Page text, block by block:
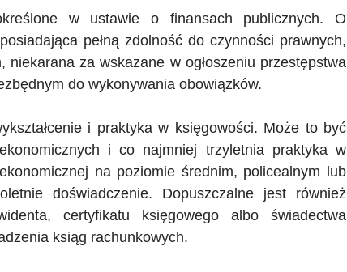
w ustawie o finansach publicznych. O
pełną zdolność do czynności prawnych,
niekarana za wskazane w ogłoszeniu przestępstwa
do wykonywania obowiązków.
i praktyka w księgowości. Może to być
i co najmniej trzyletnia praktyka w
na poziomie średnim, policealnym lub
doświadczenie. Dopuszczalne jest również
certyfikatu księgowego albo świadectwa
ksiąg rachunkowych.